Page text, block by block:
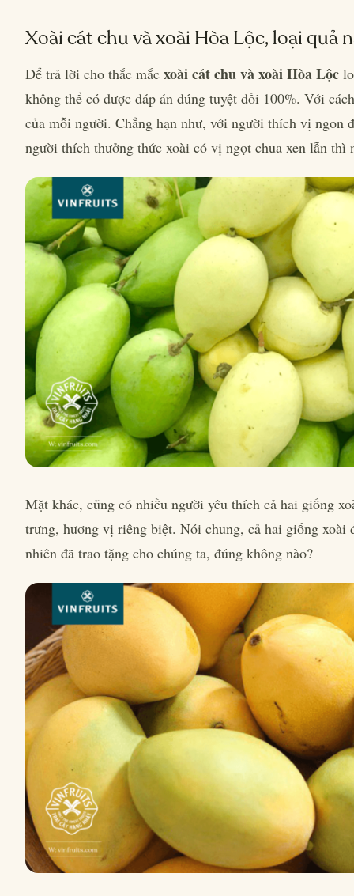
Xoài cát chu và xoài Hòa Lộc, loại quả
Để trả lời cho thắc mắc xoài cát chu và xoài Hòa Lộc
không thể có được đáp án đúng tuyệt đối 100%. Với
của mỗi người. Chẳng hạn như, với người thích vị ngon
người thích thưởng thức xoài có vị ngọt chua xen lẫn thì
Mặt khác, cũng có nhiều người yêu thích cả hai giống
trưng, hương vị riêng biệt. Nói chung, cả hai giống xoài
nhiên đã trao tặng cho chúng ta, đúng không nào?